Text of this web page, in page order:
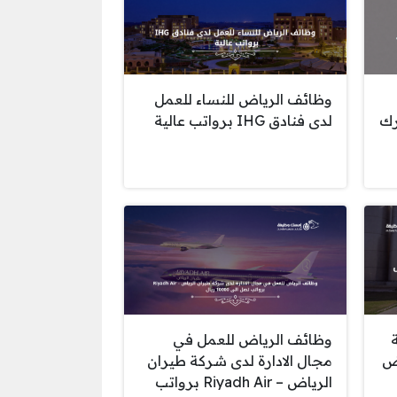
وظائف الرياض للنساء للعمل
لدى فنادق IHG برواتب عالية
وظائف الرياض للعمل في
مجال الادارة لدى شركة طيران
الرياض – Riyadh Air برواتب